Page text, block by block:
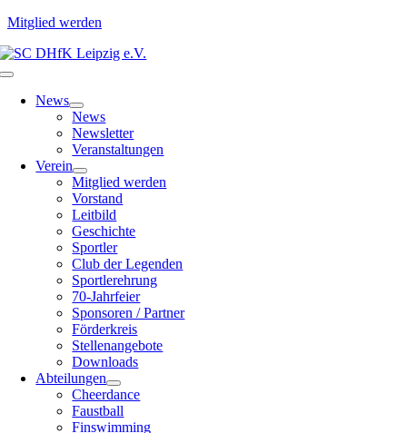
Mitglied werden
Zum
Inhalt
Toggle
NavigationNews
News
Newsletter
Veranstaltungen
Verein
Mitglied werden
Vorstand
Leitbild
Geschichte
Sportler
Club der Legenden
Sportlerehrung
70-Jahrfeier
Sponsoren / Partner
Förderkreis
Stellenangebote
Downloads
Abteilungen
Cheerdance
Faustball
Finswimming